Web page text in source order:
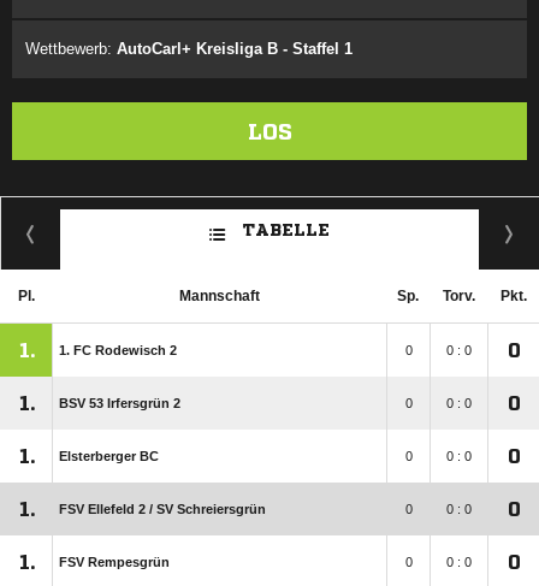
Wettbewerb: AutoCarl+ Kreisliga B - Staffel 1
LOS
TABELLE
Pl. Mannschaft Sp. Torv. Pkt.
1. 1. FC Rodewisch 2 0 0 : 0 0
1. BSV 53 Irfersgrün 2 0 0 : 0 0
1. Elsterberger BC 0 0 : 0 0
1. FSV Ellefeld 2 /​ SV Schreiersgrün 0 0 : 0 0
1. FSV Rempesgrün 0 0 : 0 0